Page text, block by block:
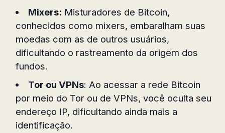
Mixers: Misturadores de Bitcoin,
conhecidos como mixers, embaralham suas
moedas com as de outros usuários,
dificultando o rastreamento da origem dos
fundos.
Tor ou VPNs: Ao acessar a rede Bitcoin
por meio do Tor ou de VPNs, você oculta seu
endereço IP, dificultando ainda mais a
identificação.